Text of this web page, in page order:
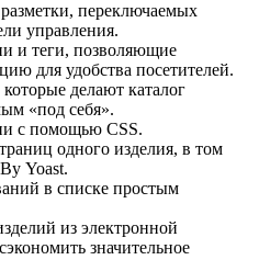
переключаемых
управления.
и теги, позволяющие
для удобства посетителей.
делают каталог
«под себя».
с помощью CSS.
одного изделия, в том
Yoast.
в списке простым
из электронной
значительное